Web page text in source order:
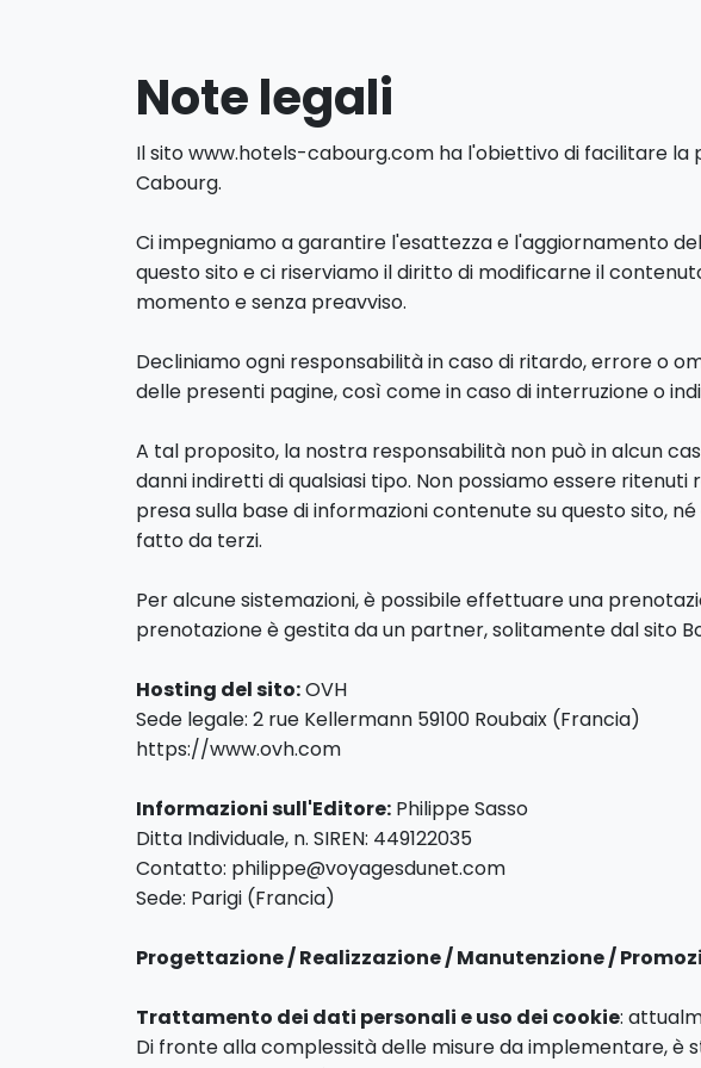
Note legali
Il sito www.hotels-cabourg.com ha l'obiettivo di facilitare
Cabourg.
Ci impegniamo a garantire l'esattezza e l'aggiornamento
questo sito e ci riserviamo il diritto di modificarne il
momento e senza preavviso.
Decliniamo ogni responsabilità in caso di ritardo, errore o
delle presenti pagine, così come in caso di interruzione o
A tal proposito, la nostra responsabilità non può in alcun
danni indiretti di qualsiasi tipo. Non possiamo essere ritenuti
presa sulla base di informazioni contenute su questo sito,
fatto da terzi.
Per alcune sistemazioni, è possibile effettuare una
prenotazione è gestita da un partner, solitamente dal sito
Hosting del sito:OVH
Sede legale: 2 rue Kellermann 59100 Roubaix (Francia)
https://www.ovh.com
Informazioni sull'Editore: Philippe Sasso
Ditta Individuale, n. SIREN: 449122035
Contatto: philippe@voyagesdunet.com
Sede: Parigi (Francia)
Progettazione / Realizzazione / Manutenzione /
Trattamento dei dati personali e uso dei cookie:
Di fronte alla complessità delle misure da implementare, è